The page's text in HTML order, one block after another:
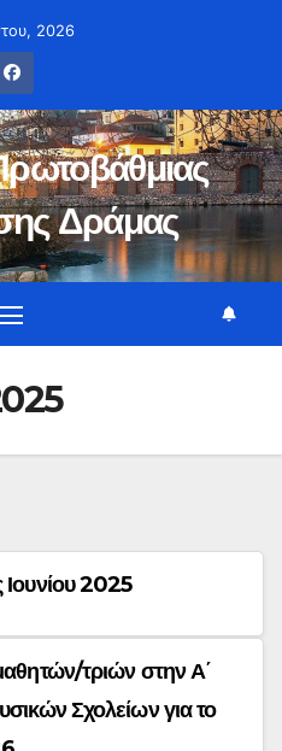
2026
Δράμας
Ιουνίου 2025
τριών στην Α΄
Σχολείων για το